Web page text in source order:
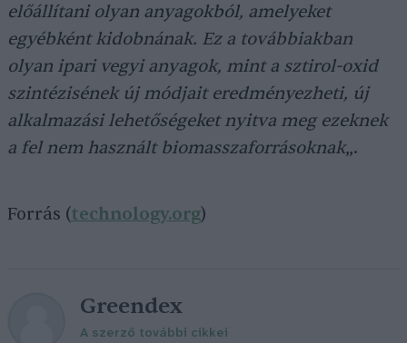
előállítani olyan anyagokból, amelyeket
egyébként kidobnának. Ez a továbbiakban
olyan ipari vegyi anyagok, mint a sztirol-oxid
szintézisének új módjait eredményezheti, új
alkalmazási lehetőségeket nyitva meg ezeknek
a fel nem használt biomasszaforrásoknak„.
Forrás (technology.org)
Greendex
A szerző további cikkei